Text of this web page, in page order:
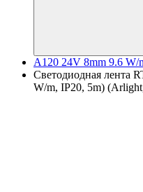
A120 24V 8mm 9.6 W/
Светодиодная лента
W/m, IP20, 5m)